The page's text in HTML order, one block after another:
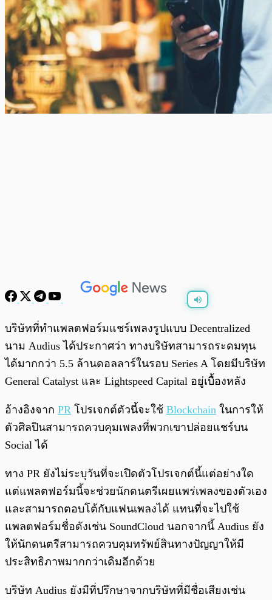
พร้อมเล่น
บริษัทที่ทำแพลตฟอร์มแชร์เพลงรูปแบบ Decentralized
นาม Audius ได้ประกาศว่า ทางบริษัทสามารถระดมทุน
ได้มากกว่า 5.5 ล้านดอลลาร์ในรอบ Series A โดยมีบริษัท
General Catalyst และ Lightspeed Capital อยู่เบื้องหลัง
อ้างอิงจาก PR โปรเจกต์ตัวนี้จะใช้ Blockchain ในการให้
ตัวศิลปินสามารถควบคุมเพลงที่พวกเขาปล่อยแชร์บน
Social ได้
ทาง PR ยังไม่ระบุวันที่จะเปิดตัวโปรเจกต์นี้แต่อย่างใด
แต่แพลตฟอร์มนี้จะช่วยนักดนตรีเผยแพร่เพลงของตัวเอง
และสามารถตอบโต้กับแฟนเพลงได้ แทนที่จะไปใช้
แพลตฟอร์มชื่อดังเช่น SoundCloud นอกจากนี้ Audius ยัง
ให้นักดนตรีสามารถควบคุมทรัพย์สินทางปัญญาให้มี
ประสิทธิภาพมากกว่าเดิมอีกด้วย
บริษัท Audius ยังมีที่ปรึกษาจากบริษัทที่มีชื่อเสียงเช่น